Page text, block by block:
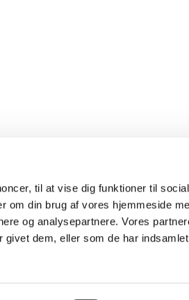
til at vise dig funktioner til
om din brug af vores hjemmeside
og analysepartnere. Vores
dem, eller som de har
- Hodsager Kirke, Hovedgaden 26,
-
Kirkegårdskontoret23 10 95 69
30 36 79 06 chlj@km.dk - Mandag er
30 36 20 66 jot@km.dk - Mandag er
- hodsager.sogn@km.dk